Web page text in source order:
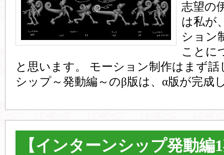
志望の
は私が
ション
ことに
と思います。 モーション制作はまず
シップ～発動編～のβ版は、α版が完成
【インターンシップ発動編